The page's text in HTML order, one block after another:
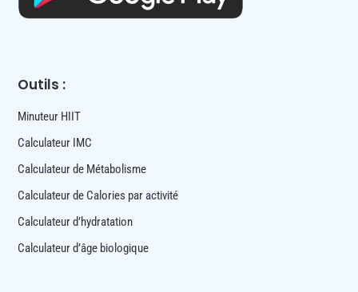
Outils :
Minuteur HIIT
Calculateur IMC
Calculateur de Métabolisme
Calculateur de Calories par activité
Calculateur d’hydratation
Calculateur d’âge biologique